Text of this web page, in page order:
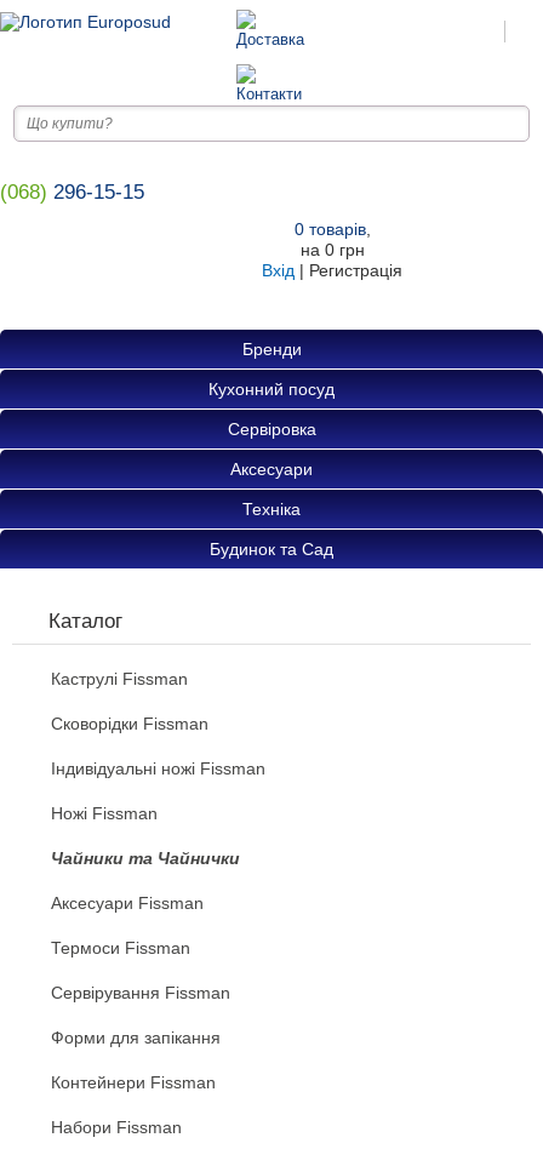
(068) 296-15-15
0товарів,
на 0 грн
Вхід | Регистрація
Бренди
Кухонний посуд
Сервіровка
Аксесуари
Техніка
Будинок та Сад
Каталог
Каструлі Fissman
Сковорідки Fissman
Індивідуальні ножі Fissman
Ножі Fissman
Чайники та Чайнички
Аксесуари Fissman
Термоси Fissman
Сервірування Fissman
Форми для запікання
Контейнери Fissman
Набори Fissman